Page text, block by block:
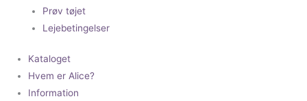
Prøv tøjet
Lejebetingelser
Kataloget
Hvem er Alice?
Information